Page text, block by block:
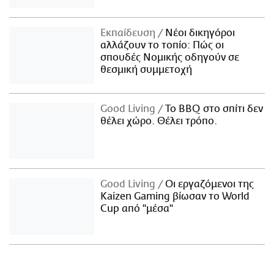
Εκπαίδευση
Νέοι δικηγόροι
αλλάζουν το τοπίο: Πώς οι
σπουδές Νομικής οδηγούν σε
θεσμική συμμετοχή
Good Living
Το BBQ στο σπίτι δεν
θέλει χώρο. Θέλει τρόπο.
Good Living
Οι εργαζόμενοι της
Kaizen Gaming βίωσαν το World
Cup από "μέσα"